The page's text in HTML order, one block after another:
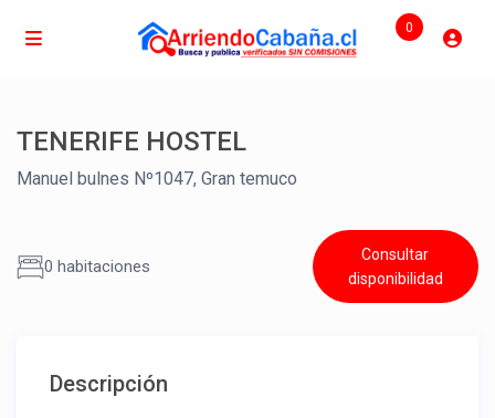
0
TENERIFE HOSTEL
Manuel bulnes Nº1047, Gran temuco
0 habitaciones
Consultar
disponibilidad
Descripción